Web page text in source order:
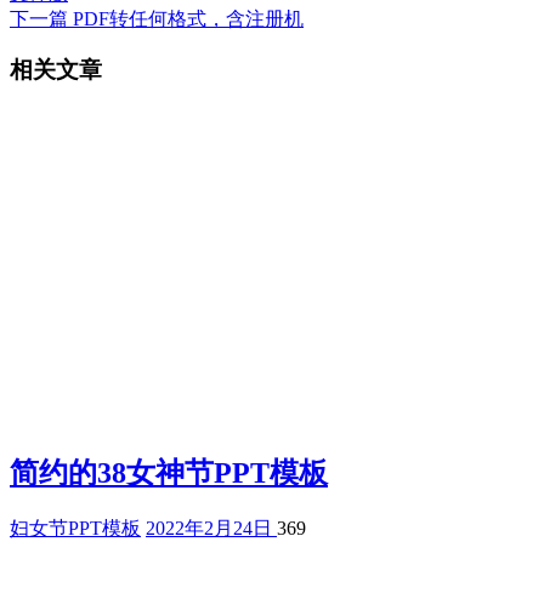
下一篇 PDF转任何格式，含注册机
相关文章
简约的38女神节PPT模板
妇女节PPT模板 2022年2月24日 369